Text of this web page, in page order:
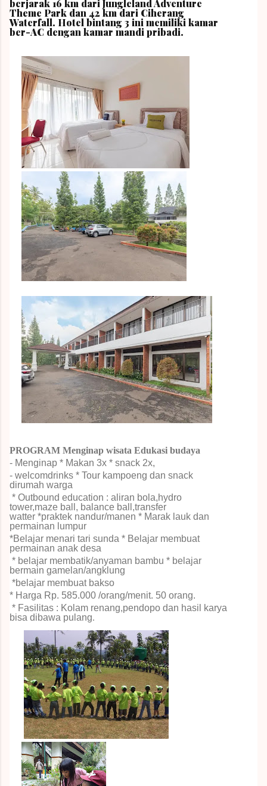
berjarak 16 km dari Jungleland Adventure
Theme Park dan 42 km dari Ciherang
Waterfall. Hotel bintang 3 ini memiliki kamar
ber-AC dengan kamar mandi pribadi.
PROGRAM Menginap wisata Edukasi budaya
- Menginap * Makan 3x * snack 2x,
- welcomdrinks * Tour kampoeng dan snack
dirumah warga
* Outbound education : aliran bola,hydro
tower,maze ball, balance ball,transfer
watter *praktek nandur/manen * Marak lauk dan
permainan lumpur
*Belajar menari tari sunda * Belajar membuat
permainan anak desa
* belajar membatik/anyaman bambu * belajar
bermain gamelan/angklung
*belajar membuat bakso
* Harga Rp. 585.000 /orang/menit. 50 orang.
* Fasilitas : Kolam renang,pendopo dan hasil karya
bisa dibawa pulang.